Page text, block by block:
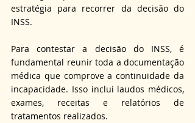
estratégia para recorrer da decisão do
INSS.
Para contestar a decisão do INSS, é
fundamental reunir toda a documentação
médica que comprove a continuidade da
incapacidade. Isso inclui laudos médicos,
exames, receitas e relatórios de
tratamentos realizados.